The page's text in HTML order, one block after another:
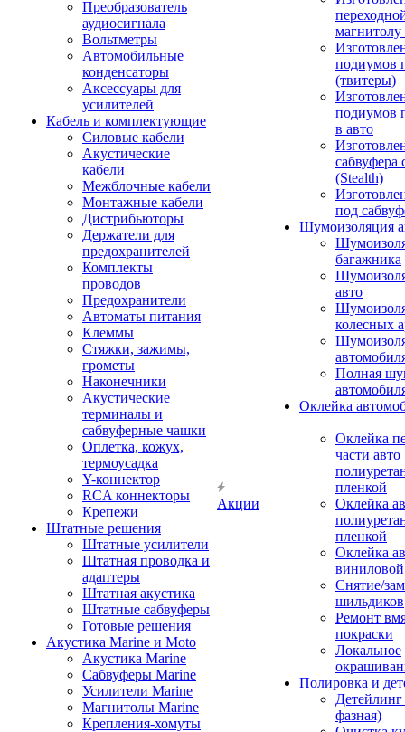
Преобразователь
аудиосигнала
Вольтметры
Автомобильные
конденсаторы
Аксессуары для
усилителей
Кабель и комплектующие
Силовые кабели
Акустические
кабели
Межблочные кабели
Монтажные кабели
Дистрибьюторы
Держатели для
предохранителей
Комплекты
проводов
Предохранители
Автоматы питания
Клеммы
Стяжки, зажимы,
грометы
Наконечники
Акустические
терминалы и
сабвуферные чашки
Оплетка, кожух,
термоусадка
Y-коннектор
RCA коннекторы
Крепежи
Штатные решения
Штатные усилители
Штатная проводка и
адаптеры
Штатная акустика
Штатные сабвуферы
Готовые решения
Акустика Marine и Moto
Акустика Marine
Сабвуферы Marine
Усилители Marine
Магнитолы Marine
Крепления-хомуты
Акции
подиумов
(твитеры)
подиумов
в авто
сабвуфера
(Stealth)
под
Шумоизоляция
багажника
авто
колесных
Полная
Оклейка
Оклейка
части авто
пленкой
Оклейка
пленкой
Оклейка
Снятие/
шильдиков
Ремонт
покраски
Локальное
Полировка и
фазная)